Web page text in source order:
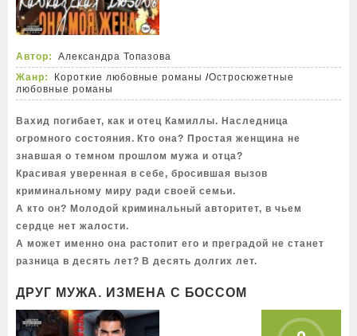
Автор:
Александра Топазова
Жанр:
Короткие любовные романы /Остросюжетные
любовные романы
Вахид погибает, как и отец Камиллы. Наследница
огромного состояния. Кто она? Простая женщина не
знавшая о темном прошлом мужа и отца?
Красивая уверенная в себе, бросившая вызов
криминальному миру ради своей семьи.
А кто он? Молодой криминальный авторитет, в чьем
сердце нет жалости.
А может именно она растопит его и преградой не станет
разница в десять лет? В десять долгих лет.
ДРУГ МУЖА. ИЗМЕНА С БОССОМ